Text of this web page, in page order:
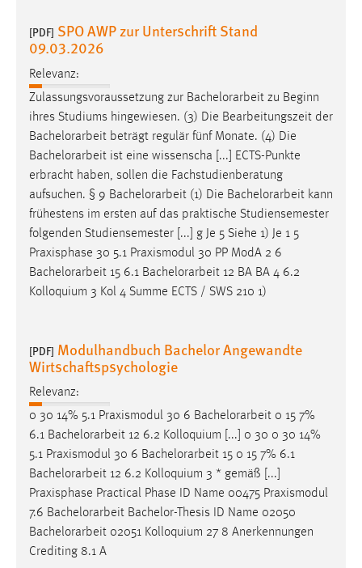
[PDF] SPO AWP zur Unterschrift Stand
09.03.2026
Relevanz:
Zulassungsvoraussetzung zur Bachelorarbeit zu Beginn
ihres Studiums hingewiesen. (3) Die Bearbeitungszeit der
Bachelorarbeit beträgt regulär fünf Monate. (4) Die
Bachelorarbeit ist eine wissenscha [...] ECTS-Punkte
erbracht haben, sollen die Fachstudienberatung
aufsuchen. § 9 Bachelorarbeit (1) Die Bachelorarbeit kann
frühestens im ersten auf das praktische Studiensemester
folgenden Studiensemester [...] g Je 5 Siehe 1) Je 1 5
Praxisphase 30 5.1 Praxismodul 30 PP ModA 2 6
Bachelorarbeit 15 6.1 Bachelorarbeit 12 BA BA 4 6.2
Kolloquium 3 Kol 4 Summe ECTS / SWS 210 1)
[PDF] Modulhandbuch Bachelor Angewandte
Wirtschaftspsychologie
Relevanz:
0 30 14% 5.1 Praxismodul 30 6 Bachelorarbeit 0 15 7%
6.1 Bachelorarbeit 12 6.2 Kolloquium [...] 0 30 0 30 14%
5.1 Praxismodul 30 6 Bachelorarbeit 15 0 15 7% 6.1
Bachelorarbeit 12 6.2 Kolloquium 3 * gemäß [...]
Praxisphase Practical Phase ID Name 00475 Praxismodul
7.6 Bachelorarbeit Bachelor-Thesis ID Name 02050
Bachelorarbeit 02051 Kolloquium 27 8 Anerkennungen
Crediting 8.1 A
Cookie Laufzeit:
MibewSessionID, mibew-chat-frame-style-
5e9dbeb1811c0446 = Sitzungslaufzeit, mibew_locale = 3
Jahre, MIBEW_UserID = 1 Jahr
Login
Name:
Zweck:
Dieser Cookie ist notwendig um sich an der Website
einloggen zu können.
Cookie Laufzeit:
24 Stunden
STATISTIK
Statistik Cookies erfassen Informationen anonym.
Diese Informationen helfen uns zu verstehen, wie
unsere Besucher unsere Website nutzen.
Matomo
Name:
_pk_ref, _pk_cvar, _pk_id, _pk_ses
Zweck: